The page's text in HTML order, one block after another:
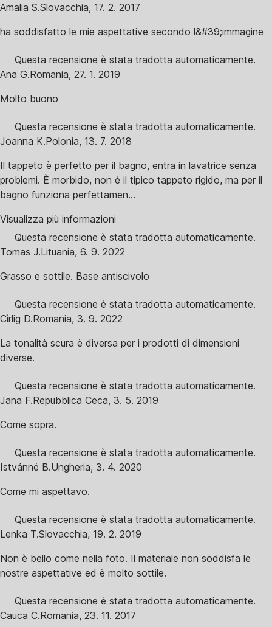
Amalia S.Slovacchia, 17. 2. 2017
ha soddisfatto le mie aspettative secondo l&#39;immagine
Questa recensione è stata tradotta automaticamente.
Ana G.Romania, 27. 1. 2019
Molto buono
Questa recensione è stata tradotta automaticamente.
Joanna K.Polonia, 13. 7. 2018
Il tappeto è perfetto per il bagno, entra in lavatrice senza
problemi. È morbido, non è il tipico tappeto rigido, ma per il
bagno funziona perfettamen...
Visualizza più informazioni
Questa recensione è stata tradotta automaticamente.
Tomas J.Lituania, 6. 9. 2022
Grasso e sottile. Base antiscivolo
Questa recensione è stata tradotta automaticamente.
Cîrlig D.Romania, 3. 9. 2022
La tonalità scura è diversa per i prodotti di dimensioni
diverse.
Questa recensione è stata tradotta automaticamente.
Jana F.Repubblica Ceca, 3. 5. 2019
Come sopra.
Questa recensione è stata tradotta automaticamente.
Istvánné B.Ungheria, 3. 4. 2020
Come mi aspettavo.
Questa recensione è stata tradotta automaticamente.
Lenka T.Slovacchia, 19. 2. 2019
Non è bello come nella foto. Il materiale non soddisfa le
nostre aspettative ed è molto sottile.
Questa recensione è stata tradotta automaticamente.
Cauca C.Romania, 23. 11. 2017